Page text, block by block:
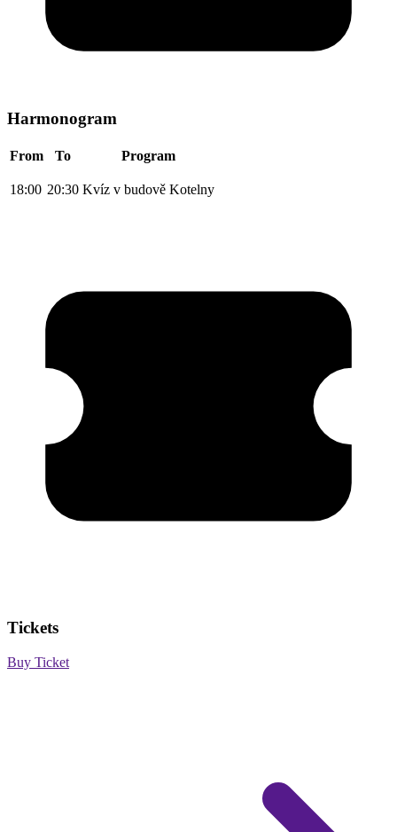
Harmonogram
From To Program
18:00 20:30 Kvíz v budově Kotelny
Tickets
Buy Ticket